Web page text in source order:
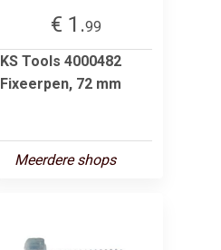
€ 1.99
KS Tools 4000482
Fixeerpen, 72 mm
Meerdere shops